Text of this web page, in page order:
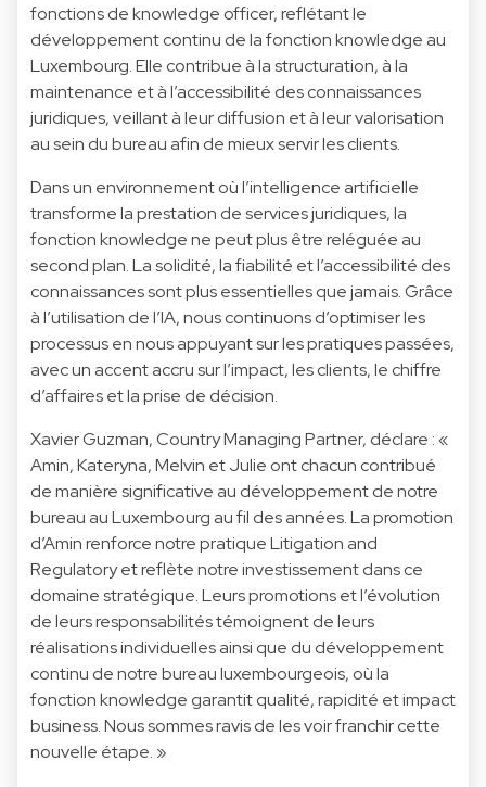
fonctions de knowledge officer, reflétant le
développement continu de la fonction knowledge au
Luxembourg. Elle contribue à la structuration, à la
maintenance et à l’accessibilité des connaissances
juridiques, veillant à leur diffusion et à leur valorisation
au sein du bureau afin de mieux servir les clients.
Dans un environnement où l’intelligence artificielle
transforme la prestation de services juridiques, la
fonction knowledge ne peut plus être reléguée au
second plan. La solidité, la fiabilité et l’accessibilité des
connaissances sont plus essentielles que jamais. Grâce
à l’utilisation de l’IA, nous continuons d’optimiser les
processus en nous appuyant sur les pratiques passées,
avec un accent accru sur l’impact, les clients, le chiffre
d’affaires et la prise de décision.
Xavier Guzman, Country Managing Partner, déclare : «
Amin, Kateryna, Melvin et Julie ont chacun contribué
de manière significative au développement de notre
bureau au Luxembourg au fil des années. La promotion
d’Amin renforce notre pratique Litigation and
Regulatory et reflète notre investissement dans ce
domaine stratégique. Leurs promotions et l’évolution
de leurs responsabilités témoignent de leurs
réalisations individuelles ainsi que du développement
continu de notre bureau luxembourgeois, où la
fonction knowledge garantit qualité, rapidité et impact
business. Nous sommes ravis de les voir franchir cette
nouvelle étape. »